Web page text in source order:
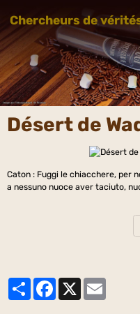
Chercheurs de
Désert de
Caton : Fuggi le chiacchere, per
a nessuno nuoce aver taciuto,
PartagerFacebook